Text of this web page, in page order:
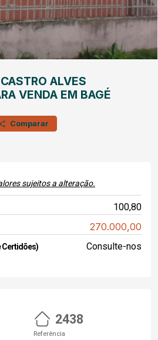
CASTRO ALVES
VENDA EM BAGÉ
Comparar
sujeitos a alteração.
100,80
270.000,00
Certidões) Consulte-nos
2438
Referência